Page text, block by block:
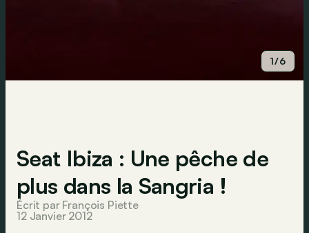
1/6
Seat Ibiza : Une pêche de
plus dans la Sangria !
Écrit par François Piette
12 Janvier 2012